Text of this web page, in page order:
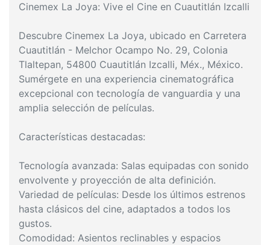
Cinemex La Joya: Vive el Cine en Cuautitlán Izcalli
Descubre Cinemex La Joya, ubicado en Carretera
Cuautitlán - Melchor Ocampo No. 29, Colonia
Tlaltepan, 54800 Cuautitlán Izcalli, Méx., México.
Sumérgete en una experiencia cinematográfica
excepcional con tecnología de vanguardia y una
amplia selección de películas.
Características destacadas:
Tecnología avanzada: Salas equipadas con sonido
envolvente y proyección de alta definición.
Variedad de películas: Desde los últimos estrenos
hasta clásicos del cine, adaptados a todos los
gustos.
Comodidad: Asientos reclinables y espacios